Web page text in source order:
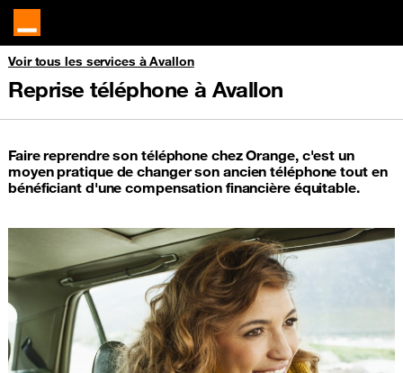
Voir tous les services à Avallon
Reprise téléphone à Avallon
Faire reprendre son téléphone chez Orange, c'est un
moyen pratique de changer son ancien téléphone tout en
bénéficiant d'une compensation financière équitable.